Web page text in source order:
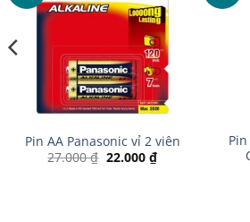
Pin AA Panasonic vỉ 2 viên
27.000₫ Giá
gốc
22.000 ₫Giá
hiện